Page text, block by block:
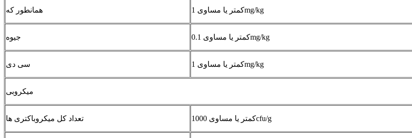
همانطور که کمتر یا مساوی 1mg/kg
جیوه کمتر یا مساوی 0.1mg/kg
سی دی کمتر یا مساوی 1mg/kg
میکروبی
تعداد کل میکروباکتری ها کمتر یا مساوی 1000cfu/g